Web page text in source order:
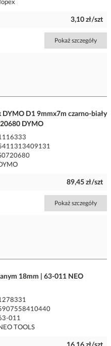
Topex
3,10 zł/szt
Pokaż szczegóły
DYMO D1 9mmx7m czarno-biały
DYMO
89,45 zł/szt
Pokaż szczegóły
18mm | 63-011 NEO
011
TOOLS